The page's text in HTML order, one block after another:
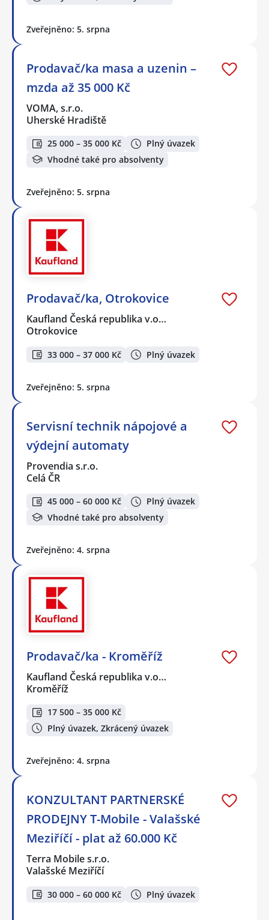
Zveřejněno: 5. srpna
Prodavač/ka masa a uzenin –
mzda až 35 000 Kč
VOMA, s.r.o.
Uherské Hradiště
25 000 – 35 000 Kč
Plný úvazek
Vhodné také pro absolventy
Zveřejněno: 5. srpna
Prodavač/ka, Otrokovice
Kaufland Česká republika v.o…
Otrokovice
33 000 – 37 000 Kč Plný úvazek
Zveřejněno: 5. srpna
Servisní technik nápojové a
výdejní automaty
Provendia s.r.o.
Celá ČR
45 000 – 60 000 Kč
Plný úvazek
Vhodné také pro absolventy
Zveřejněno: 4. srpna
Prodavač/ka - Kroměříž
Kaufland Česká republika v.o…
Kroměříž
17 500 – 35 000 Kč
Plný úvazek, Zkrácený úvazek
Zveřejněno: 4. srpna
KONZULTANT PARTNERSKÉ
PRODEJNY T-Mobile - Valašské
Meziříčí - plat až 60.000 Kč
Terra Mobile s.r.o.
Valašské Meziříčí
30 000 – 60 000 Kč Plný úvazek